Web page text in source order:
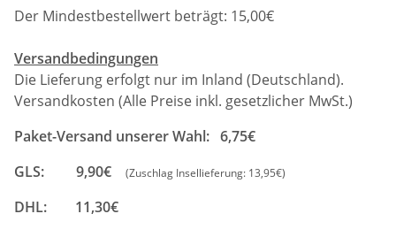
Der Mindestbestellwert beträgt: 15,00€
Versandbedingungen
Die Lieferung erfolgt nur im Inland (Deutschland).
Versandkosten (Alle Preise inkl. gesetzlicher MwSt.)
Paket-Versand unserer Wahl: 6,75€
GLS: 9,90€
(Zuschlag Insellieferung: 13,95€)
DHL: 11,30€